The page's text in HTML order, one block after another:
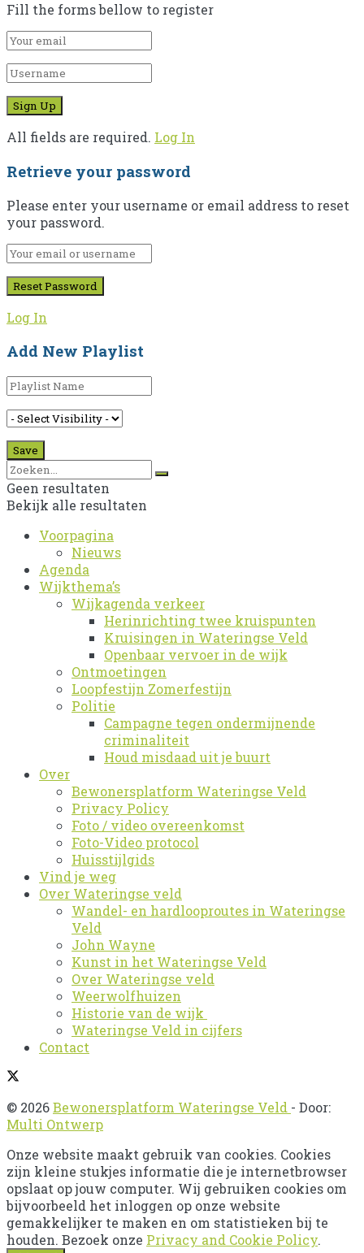
Fill the forms bellow to register
All fields are required. Log In
Retrieve your password
Please enter your username or email address to reset
your password.
Log In
Add New Playlist
Geen resultaten
Bekijk alle resultaten
Voorpagina
Nieuws
Agenda
Wijkthema’s
Wijkagenda verkeer
Herinrichting twee kruispunten
Kruisingen in Wateringse Veld
Openbaar vervoer in de wijk
Ontmoetingen
Loopfestijn Zomerfestijn
Politie
Campagne tegen ondermijnende
criminaliteit
Houd misdaad uit je buurt
Over
Bewonersplatform Wateringse Veld
Privacy Policy
Foto / video overeenkomst
Foto-Video protocol
Huisstijlgids
Vind je weg
Over Wateringse veld
Wandel- en hardlooproutes in Wateringse
Veld
John Wayne
Kunst in het Wateringse Veld
Over Wateringse veld
Weerwolfhuizen
Historie van de wijk
Wateringse Veld in cijfers
Contact
© 2026Bewonersplatform Wateringse Veld - Door:
Multi Ontwerp
Onze website maakt gebruik van cookies. Cookies
zijn kleine stukjes informatie die je internetbrowser
opslaat op jouw computer. Wij gebruiken cookies om
bijvoorbeeld het inloggen op onze website
gemakkelijker te maken en om statistieken bij te
houden. Bezoek onze Privacy and Cookie Policy.